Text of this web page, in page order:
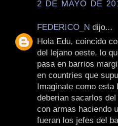
2 DE MAYO DE
FEDERICO_N dijo...
Hola Edu, coincido
del lejano oeste, lo
pasa en barrios
en countries que
Imaginate como
deberian sacarlos
con armas haciendo
fueran los jefes del